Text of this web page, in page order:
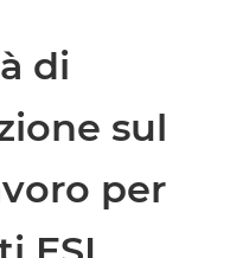
di
sul
per